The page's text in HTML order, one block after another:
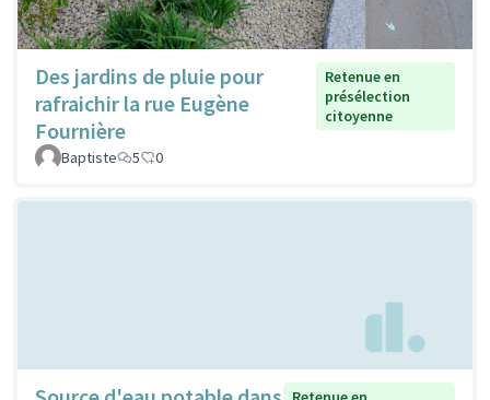
Des jardins de pluie pour
rafraichir la rue Eugène
Fournière
Retenue en
présélection
citoyenne
Baptiste 5 0